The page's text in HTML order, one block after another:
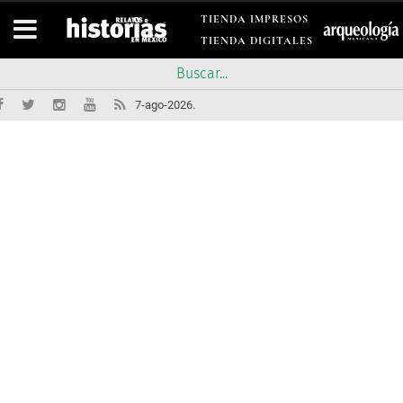
TIENDA IMPRESOS
TIENDA DIGITALES
7-ago-2026.